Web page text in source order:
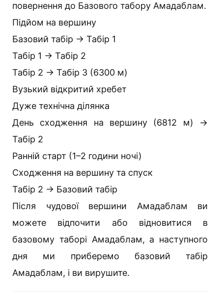
повернення до Базового табору Амадаблам.
Підйом на вершину
Базовий табір → Табір 1
Табір 1 → Табір 2
Табір 2 → Табір 3 (6300 м)
Вузький відкритий хребет
Дуже технічна ділянка
День сходження на вершину (6812 м) →
Табір 2
Ранній старт (1–2 години ночі)
Сходження на вершину та спуск
Табір 2 → Базовий табір
Після чудової вершини Амадаблам ви
можете відпочити або відновитися в
базовому таборі Амадаблам, а наступного
дня ми приберемо базовий табір
Амадаблам, і ви вирушите.